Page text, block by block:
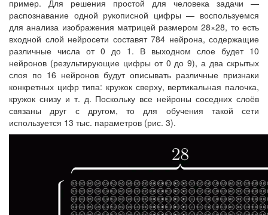
пример. Для решения простой для человека задачи —
распознавание одной рукописной цифры — воспользуемся
для анализа изображения матрицей размером 28×28, то есть
входной слой нейросети составят 784 нейрона, содержащие
различные числа от 0 до 1. В выходном слое будет 10
нейронов (результирующие цифры от 0 до 9), а два скрытых
слоя по 16 нейронов будут описывать различные признаки
конкретных цифр типа: кружок сверху, вертикальная палочка,
кружок снизу и т. д. Поскольку все нейроны соседних слоёв
связаны друг с другом, то для обучения такой сети
используется 13 тыс. параметров (рис. 3).